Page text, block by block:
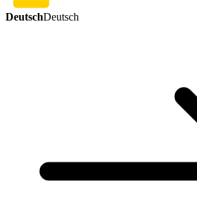
DeutschDeutsch